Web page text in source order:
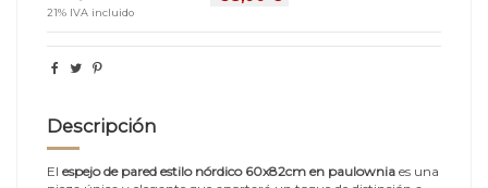
21% IVA incluido
Descripción
El espejo de pared estilo nórdico 60x82cm en paulownia es una